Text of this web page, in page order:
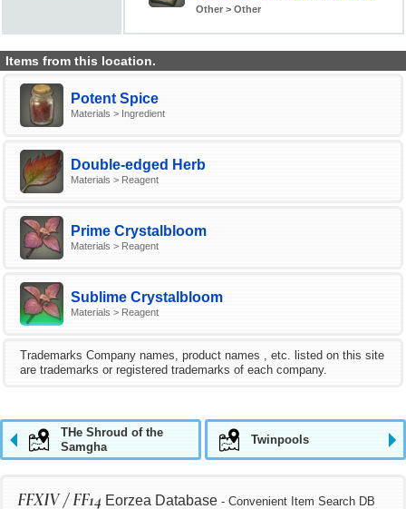
Other > Other
Items from this location.
Potent Spice
Materials > Ingredient
Double-edged Herb
Materials > Reagent
Prime Crystalbloom
Materials > Reagent
Sublime Crystalbloom
Materials > Reagent
Trademarks Company names, product names , etc. listed on this site
are trademarks or registered trademarks of each company.
THe Shroud of the
Samgha
Twinpools
FFXIV / FF14 Eorzea Database - Convenient Item Search DB